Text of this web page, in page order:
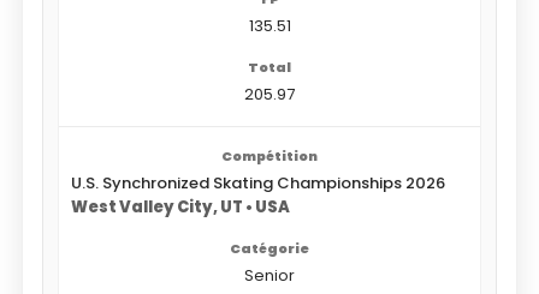
135.51
205.97
U.S. Synchronized Skating Championships 2026
West Valley City, UT • USA
Senior